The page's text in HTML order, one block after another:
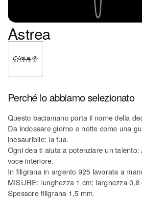
Astrea
Perché lo abbiamo selezionato
Questo baciamano porta il nome della
Da indossare giorno e notte come una
inesauribile: la tua.
Ogni dea ti aiuta a potenziare un
voce interiore.
In filigrana in argento 925 lavorata a
MISURE: lunghezza 1 cm; larghezza
Spessore filigrana 1,5 mm.